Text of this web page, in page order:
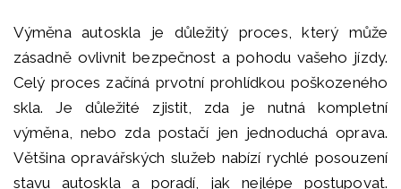
Výměna autoskla je důležitý proces, který může
zásadně ovlivnit bezpečnost a pohodu vašeho jízdy.
Celý proces začíná prvotní prohlídkou poškozeného
skla. Je důležité zjistit, zda je nutná kompletní
výměna, nebo zda postačí jen jednoduchá oprava.
Většina opravářských služeb nabízí rychlé posouzení
stavu autoskla a poradí, jak nejlépe postupovat.